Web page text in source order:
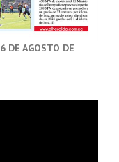
DE AGOSTO DE